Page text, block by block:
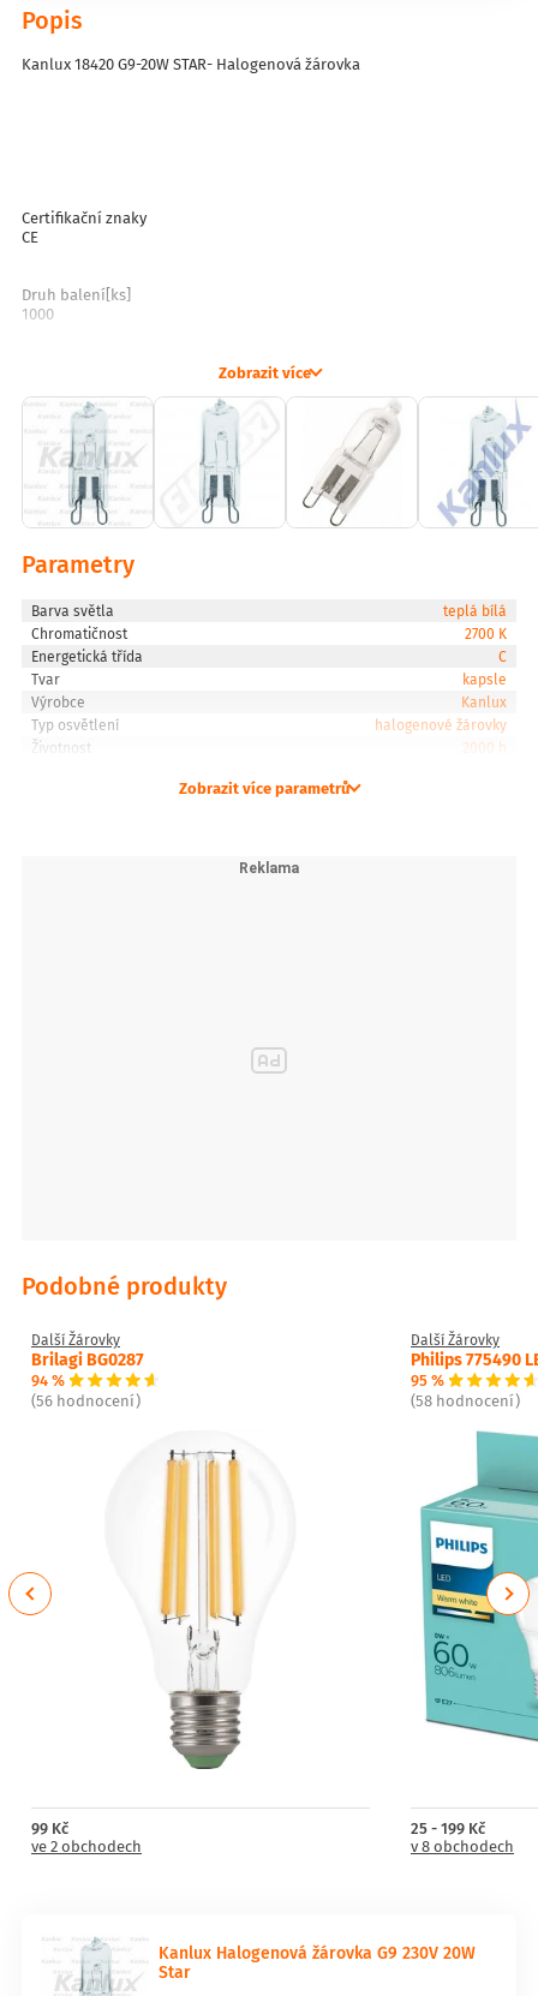
Popis
Kanlux 18420 G9-20W STAR- Halogenová žárovka
Certifikační znaky
CE
Druh balení[ks]
1000
Index energetické účinnosti Ei
Kmitočet[Hz]
50 - 60
Materiál
Max. výkon[W]
20
Mimo statistiky
ne
Zobrazit více
Parametry
Barva světla
teplá bílá
Chromatičnost
2700 K
Energetická třída
C
Tvar
kapsle
Výrobce
Kanlux
Typ osvětlení
halogenové žárovky
Životnost
2000 h
Zobrazit více parametrů
Podobné produkty
Další Žárovky
Brilagi BG0287
94 %
(56 hodnocení)
99 Kč
ve 2 obchodech
Další Žárovky
Philips 775490
95 %
(58 hodnocení)
25 - 199 Kč
v 8 obchodech
Previous Next
Kanlux Halogenová žárovka G9 230V 20W
Star